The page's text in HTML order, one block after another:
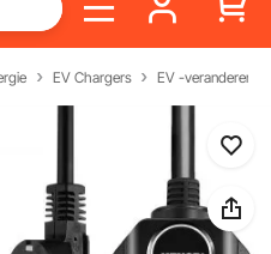
EV Chargers EV -